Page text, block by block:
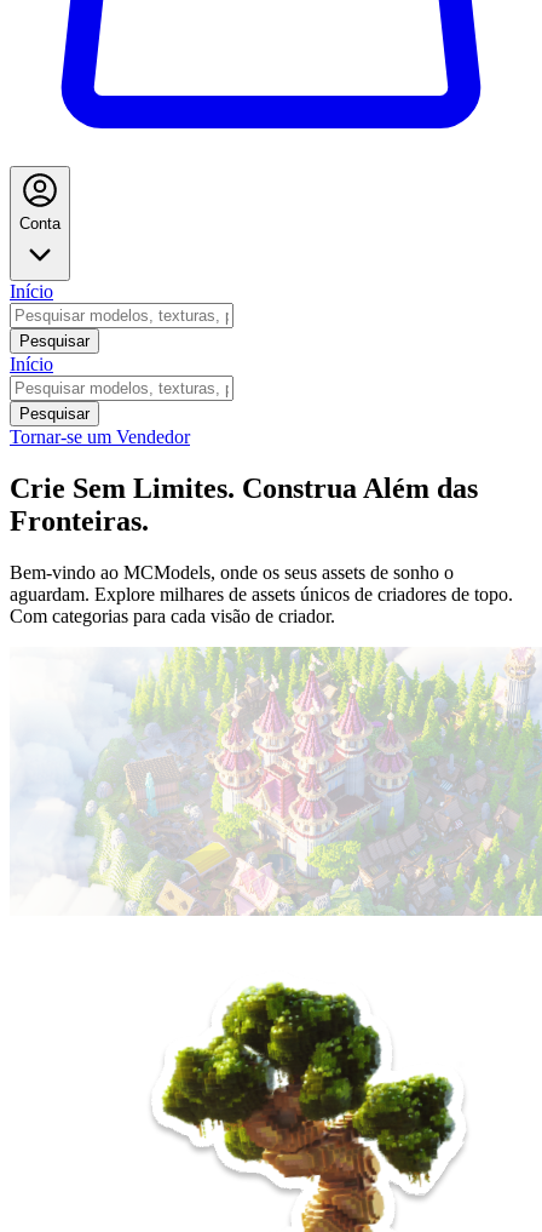
Conta
Início
Pesquisar
Início
Pesquisar
Tornar-se um Vendedor
Crie Sem Limites. Construa Além das
Fronteiras.
Bem-vindo ao MCModels, onde os seus assets de sonho o
aguardam. Explore milhares de assets únicos de criadores de topo.
Com categorias para cada visão de criador.